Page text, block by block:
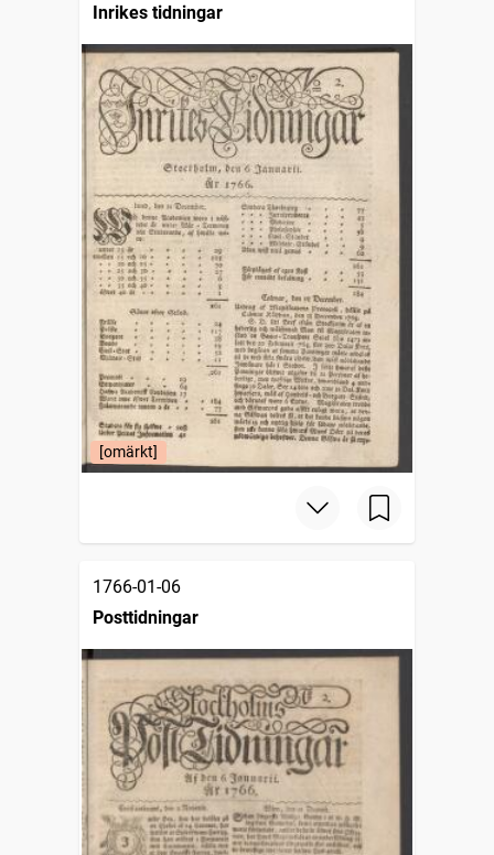
Inrikes tidningar
[omärkt]
1766-01-06
Posttidningar